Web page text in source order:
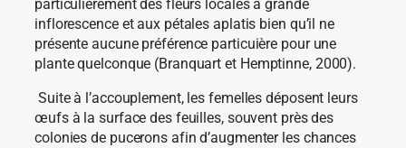
particulièrement des fleurs locales à grande
inflorescence et aux pétales aplatis bien qu’il ne
présente aucune préférence particuière pour une
plante quelconque (Branquart et Hemptinne, 2000).
Suite à l’accouplement, les femelles déposent leurs
œufs à la surface des feuilles, souvent près des
colonies de pucerons afin d’augmenter les chances